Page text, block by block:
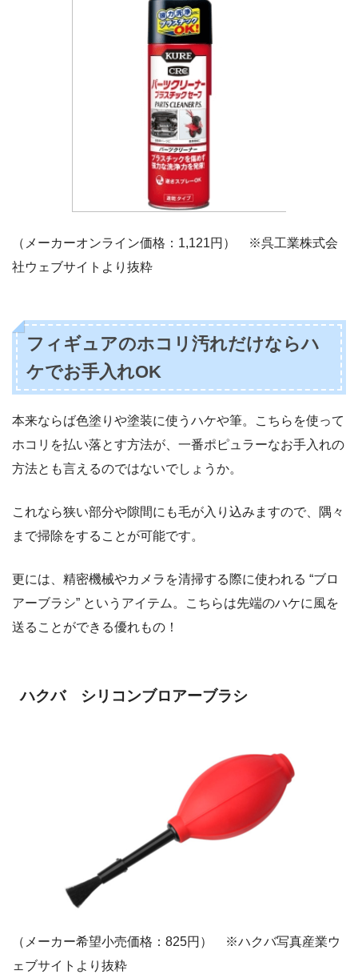
（メーカーオンライン価格：1,121円） ※呉工業株式会
社ウェブサイトより抜粋
フィギュアのホコリ汚れだけならハ
ケでお手入れOK
本来ならば色塗りや塗装に使うハケや筆。こちらを使って
ホコリを払い落とす方法が、一番ポピュラーなお手入れの
方法とも言えるのではないでしょうか。
これなら狭い部分や隙間にも毛が入り込みますので、隅々
まで掃除をすることが可能です。
更には、精密機械やカメラを清掃する際に使われる “ブロ
アーブラシ” というアイテム。こちらは先端のハケに風を
送ることができる優れもの！
ハクバ シリコンブロアーブラシ
（メーカー希望小売価格：825円） ※ハクバ写真産業ウ
ェブサイトより抜粋